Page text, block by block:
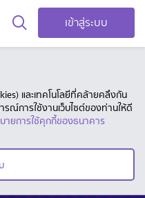
เข้าสู่ระบบ
และเทคโนโลยีที่คล้ายคลึงกัน
รณ์การใช้งานเว็บไซต์ของท่านให้ดี
ายการใช้คุกกี้ของธนาคาร